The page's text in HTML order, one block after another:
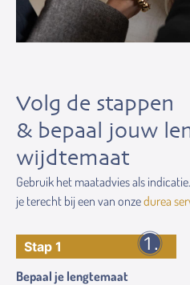
Volg de stappen
& bepaal jouw
wijdtemaat
Gebruik het maatadvies als
je terecht bij een van onzedurea
Stap 1
Bepaal je lengtemaat